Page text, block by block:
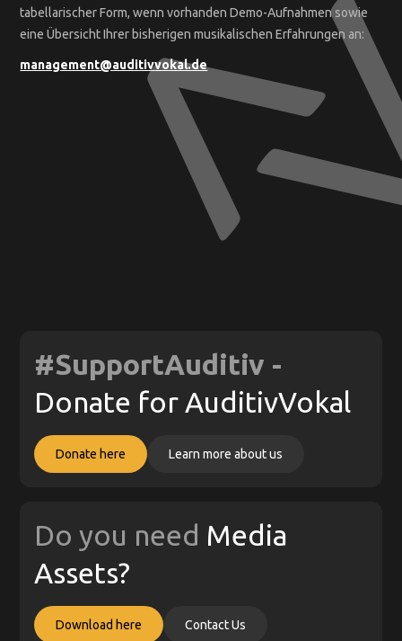
tabellarischer Form, wenn vorhanden Demo-Aufnahmen sowie
eine Übersicht Ihrer bisherigen musikalischen Erfahrungen an:
management@auditivvokal.de
#SupportAuditiv -
Donate for AuditivVokal
Donate here Learn more about us
Do you need Media
Assets?
Download here Contact Us